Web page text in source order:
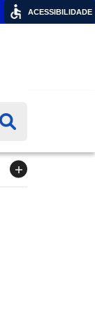
ACESSIBILIDADE